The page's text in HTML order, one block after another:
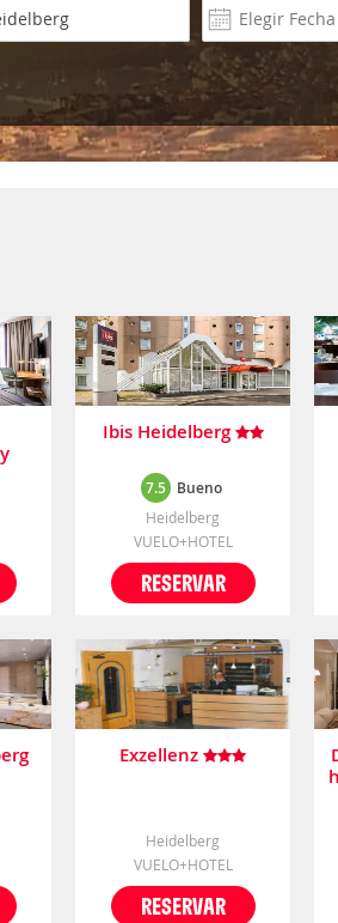
Ibis Heidelberg
7.5 Bueno
Heidelberg
VUELO+HOTEL
RESERVAR
Exzellenz
Heidelberg
VUELO+HOTEL
RESERVAR